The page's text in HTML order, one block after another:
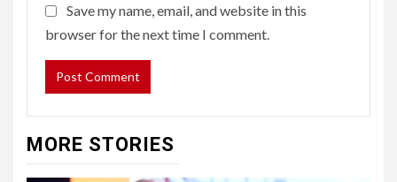
Save my name, email, and website in this
browser for the next time I comment.
MORE STORIES